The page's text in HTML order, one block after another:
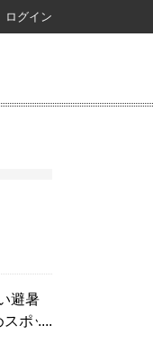
ログイン
避暑
ポッ